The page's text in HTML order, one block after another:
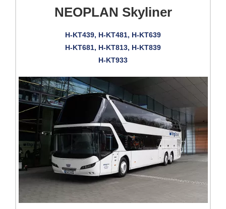
NEOPLAN Skyliner
H-KT439, H-KT481, H-KT639
H-KT681, H-KT813, H-KT839
H-KT933